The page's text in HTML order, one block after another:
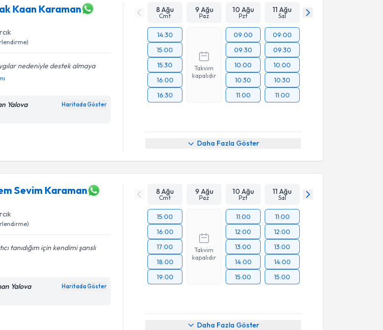
Kaan Karaman
nedeniyle destek almaya
Yalova Haritada Göster
8 Ağu
Cmt
9 Ağu
Paz
10 Ağu
Pzt
11 Ağu
Sal
14:30
15:00
15:30
16:00
16:30
Takvim
kapalıdır
09:00
09:30
10:00
10:30
11:00
09:00
09:30
10:00
10:30
11:00
Daha Fazla Göster
Sevim Karaman
tanıdığım için kendimi şanslı
Yalova Haritada Göster
8 Ağu
Cmt
9 Ağu
Paz
10 Ağu
Pzt
11 Ağu
Sal
15:00
16:00
17:00
18:00
19:00
Takvim
kapalıdır
11:00
12:00
13:00
14:00
15:00
11:00
12:00
13:00
14:00
15:00
Daha Fazla Göster